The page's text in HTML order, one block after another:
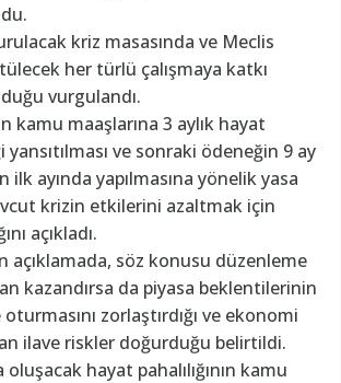
kriz masasında ve Meclis
her türlü çalışmaya katkı
vurgulandı.
kamu maaşlarına 3 aylık hayat
yansıtılması ve sonraki ödeneğin 9 ay
ilk ayında yapılmasına yönelik yasa
krizin etkilerini azaltmak için
açıkladı.
açıklamada, söz konusu düzenleme
kazandırsa da piyasa beklentilerinin
zorlaştırdığı ve ekonomi
ilave riskler doğurduğu belirtildi.
oluşacak hayat pahalılığının kamu